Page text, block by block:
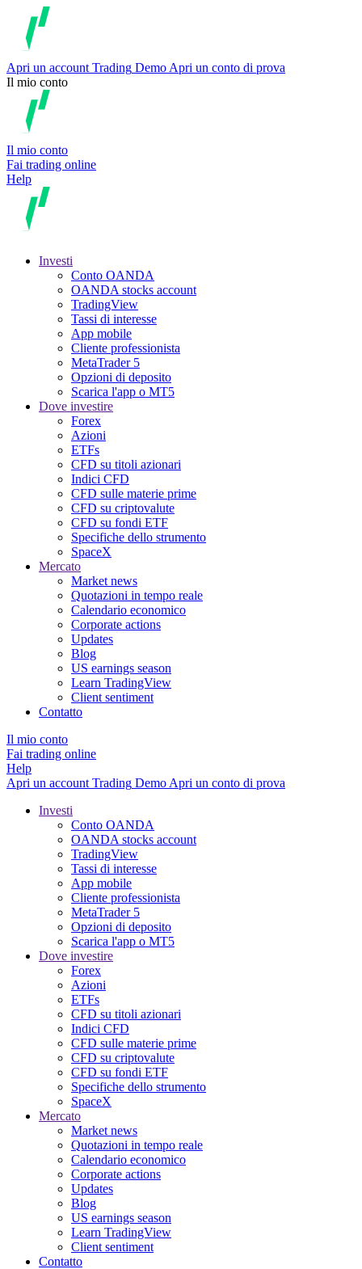
Apri un account Trading Demo Apri un conto di prova
Il mio conto
Il mio conto
Fai trading online
Help
Investi
Conto OANDA
OANDA stocks account
TradingView
Tassi di interesse
App mobile
Cliente professionista
MetaTrader 5
Opzioni di deposito
Scarica l'app o MT5
Dove investire
Forex
Azioni
ETFs
CFD su titoli azionari
Indici CFD
CFD sulle materie prime
CFD su criptovalute
CFD su fondi ETF
Specifiche dello strumento
SpaceX
Mercato
Market news
Quotazioni in tempo reale
Calendario economico
Corporate actions
Updates
Blog
US earnings season
Learn TradingView
Client sentiment
Contatto
Il mio conto
Fai trading online
Help
Apri un account Trading Demo Apri un conto di prova
Investi
Conto OANDA
OANDA stocks account
TradingView
Tassi di interesse
App mobile
Cliente professionista
MetaTrader 5
Opzioni di deposito
Scarica l'app o MT5
Dove investire
Forex
Azioni
ETFs
CFD su titoli azionari
Indici CFD
CFD sulle materie prime
CFD su criptovalute
CFD su fondi ETF
Specifiche dello strumento
SpaceX
Mercato
Market news
Quotazioni in tempo reale
Calendario economico
Corporate actions
Updates
Blog
US earnings season
Learn TradingView
Client sentiment
Contatto